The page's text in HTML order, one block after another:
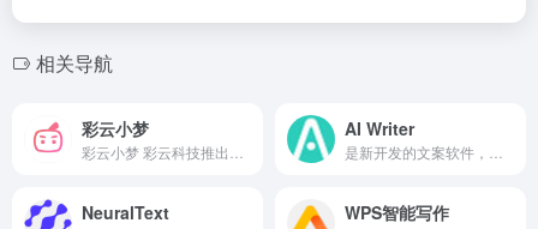
相关导航
彩云小梦 AI Writer
NeuralText WPS智能写作